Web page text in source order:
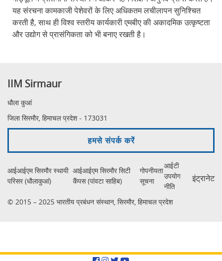
यह संरचना कामकाजी पेशेवरों के लिए अधिकतम लचीलापन सुनिश्चित
करती है, साथ ही विश्व स्तरीय कार्यकारी एमबीए की अकादमिक उत्कृष्टता
और उद्योग से प्रासंगिकता को भी बनाए रखती है।
IIM Sirmaur
धौला कुआं
जिला सिरमौर, हिमाचल प्रदेश - 173031
हमसे संपर्क करें
आईआईएम सिरमौर स्थायी
परिसर (धौलाकुआं)
आईआईएम सिरमौर सिटी
कैंपस (पांवटा साहिब)
गोपनीयता
सूचना
आईटी
उपयोग
नीति
इंट्रानेट
© 2015 – 2025 भारतीय प्रबंधन संस्थान, सिरमौर, हिमाचल प्रदेश